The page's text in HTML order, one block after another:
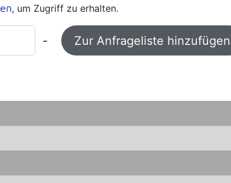
, um Zugriff zu erhalten.
- Zur Anfrageliste hinzufügen